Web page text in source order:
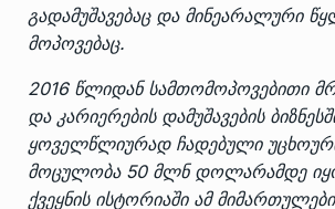
გადამუშავებაც და მინეარალური
მოპოვებაც.
2016 წლიდან სამთომოპოვებითი
და კარიერების დამუშავების
ყოველწლიურად ჩადებული უცხოური
მოცულობა 50 მლნ დოლარამდე
ქვეყნის ისტორიაში ამ